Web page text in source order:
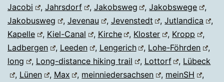
Jacobi
, Jahrsdorf , Jakobsweg ,Jakobswege
,
Jakobusweg
, Jevenau , Jevenstedt ,Jutlandica
,
Kapelle
, Kiel-Canal , Kirche , Kloster , Kropp
,
Ladbergen
, Leeden , Lengerich , Lohe-Föhrden
,
long
, Long-distance hiking trail , Lottorf , Lübeck
, Lünen , Max , meinniedersachsen , meinSH
,